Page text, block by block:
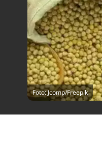
Foto: Jcomp/Freepik